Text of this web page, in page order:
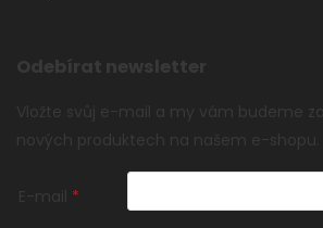
Odebírat newsletter
Vložte svůj e-mail a my vám budeme
nových produktech na našem e-shopu.
E-mail